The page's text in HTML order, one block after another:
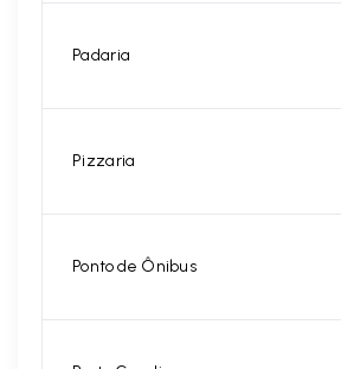
Padaria
Pizzaria
Ponto de Ônibus